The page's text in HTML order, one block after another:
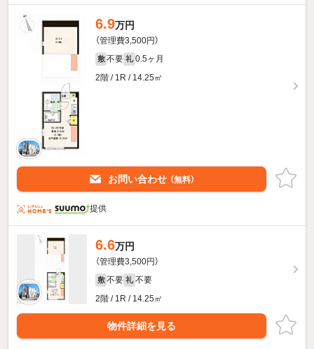
6.9万円
（管理費3,500円）
敷 不要 礼 0.5ヶ月
2階 / 1R / 14.25㎡
お問い合わせ （無料）
提供
6.6万円
（管理費3,500円）
敷 不要 礼 不要
2階 / 1R / 14.25㎡
物件詳細を見る